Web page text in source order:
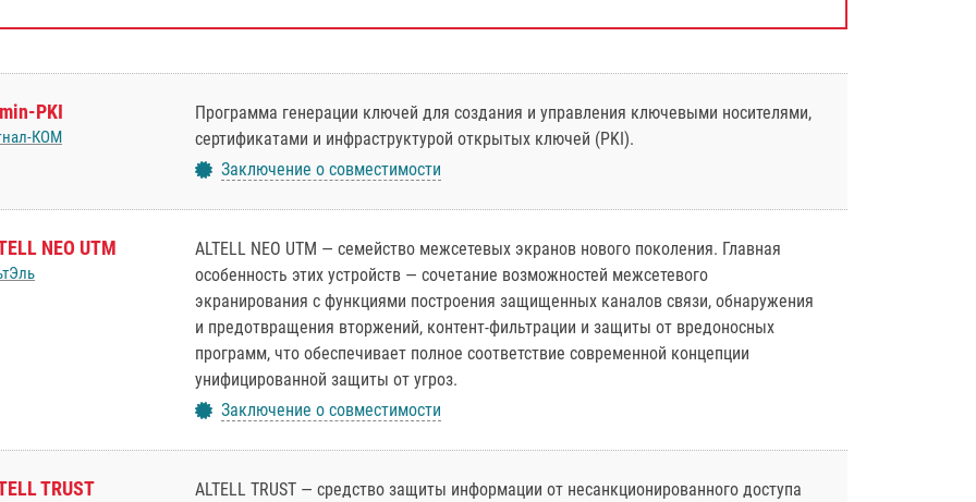
PKI
КOM
Программа генерации ключей для создания и управления ключевыми носителями,
сертификатами и инфраструктурой открытых ключей (PKI).
Заключение о совместимости
NEO UTM
ALTELL NEO UTM — семейство межсетевых экранов нового поколения. Главная
особенность этих устройств — сочетание возможностей межсетевого
экранирования с функциями построения защищенных каналов связи, обнаружения
и предотвращения вторжений, контент-фильтрации и защиты от вредоносных
программ, что обеспечивает полное соответствие современной концепции
унифицированной защиты от угроз.
Заключение о совместимости
TRUST
ALTELL TRUST — средство защиты информации от несанкционированного доступа